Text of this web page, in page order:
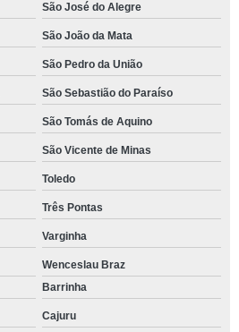
São José do Alegre
São João da Mata
São Pedro da União
São Sebastião do Paraíso
São Tomás de Aquino
São Vicente de Minas
Toledo
Três Pontas
Varginha
Wenceslau Braz
Barrinha
Cajuru